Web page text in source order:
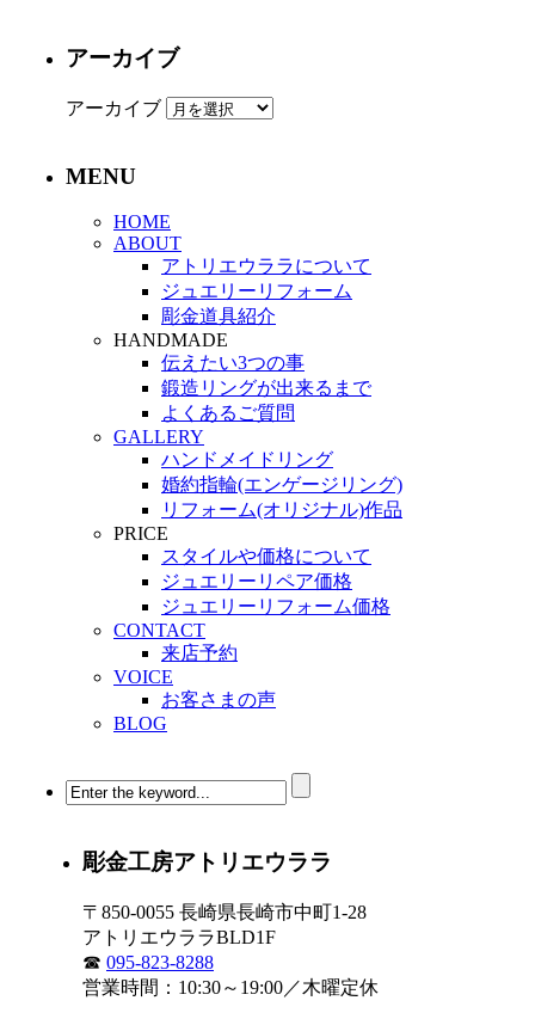
アーカイブ
アーカイブ
MENU
HOME
ABOUT
アトリエウララについて
ジュエリーリフォーム
彫金道具紹介
HANDMADE
伝えたい3つの事
鍛造リングが出来るまで
よくあるご質問
GALLERY
ハンドメイドリング
婚約指輪(エンゲージリング)
リフォーム(オリジナル)作品
PRICE
スタイルや価格について
ジュエリーリペア価格
ジュエリーリフォーム価格
CONTACT
来店予約
VOICE
お客さまの声
BLOG
彫金工房アトリエウララ
〒850-0055 長崎県長崎市中町1-28
アトリエウララBLD1F
☎ 095-823-8288
営業時間：10:30～19:00／木曜定休